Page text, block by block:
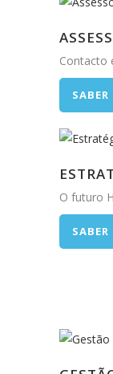
Contacto
O futuro